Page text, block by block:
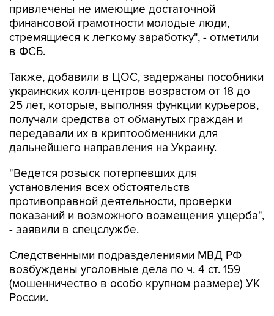
привлечены не имеющие достаточной
финансовой грамотности молодые люди,
стремящиеся к легкому заработку", - отметили
в ФСБ.
Также, добавили в ЦОС, задержаны пособники
украинских колл-центров возрастом от 18 до
25 лет, которые, выполняя функции курьеров,
получали средства от обманутых граждан и
передавали их в криптообменники для
дальнейшего направления на Украину.
"Ведется розыск потерпевших для
установления всех обстоятельств
противоправной деятельности, проверки
показаний и возможного возмещения ущерба",
- заявили в спецслужбе.
Следственными подразделениями МВД РФ
возбуждены уголовные дела по ч. 4 ст. 159
(мошенничество в особо крупном размере) УК
России.